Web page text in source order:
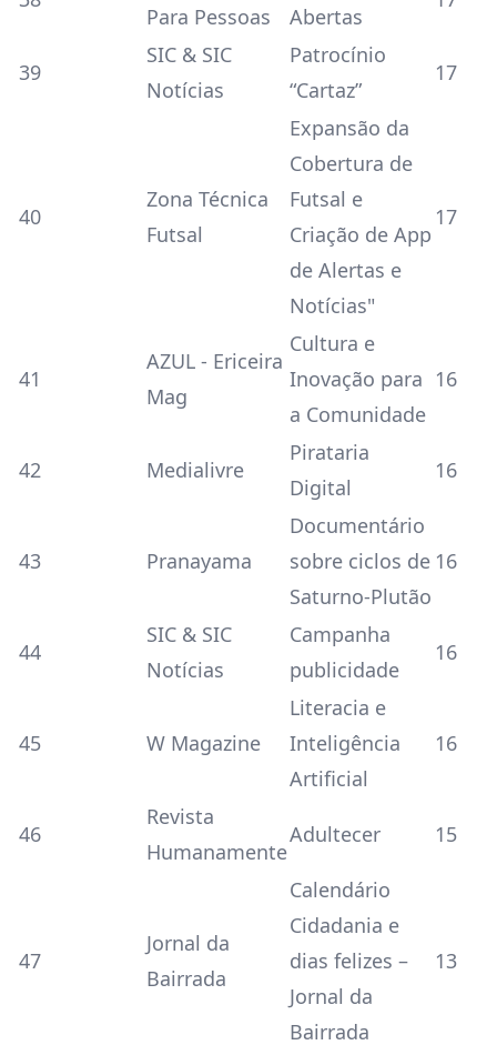
Para Pessoas
Abertas
39
SIC & SIC
Notícias
Patrocínio
“Cartaz”
17
40
Zona Técnica
Futsal
Expansão da
Cobertura de
Futsal e
Criação de App
de Alertas e
Notícias"
17
41
AZUL - Ericeira
Mag
Cultura e
Inovação para
a Comunidade
16
42 Medialivre
Pirataria
Digital
16
43 Pranayama
Documentário
sobre ciclos de
Saturno-Plutão
16
44
SIC & SIC
Notícias
Campanha
publicidade
16
45 W Magazine
Literacia e
Inteligência
Artificial
16
46
Revista
Humanamente
Adultecer 15
47
Jornal da
Bairrada
Calendário
Cidadania e
dias felizes –
Jornal da
Bairrada
13